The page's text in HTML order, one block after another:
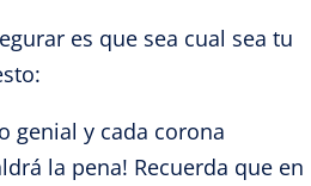
es que sea cual sea tu
genial y cada corona
la pena! Recuerda que en